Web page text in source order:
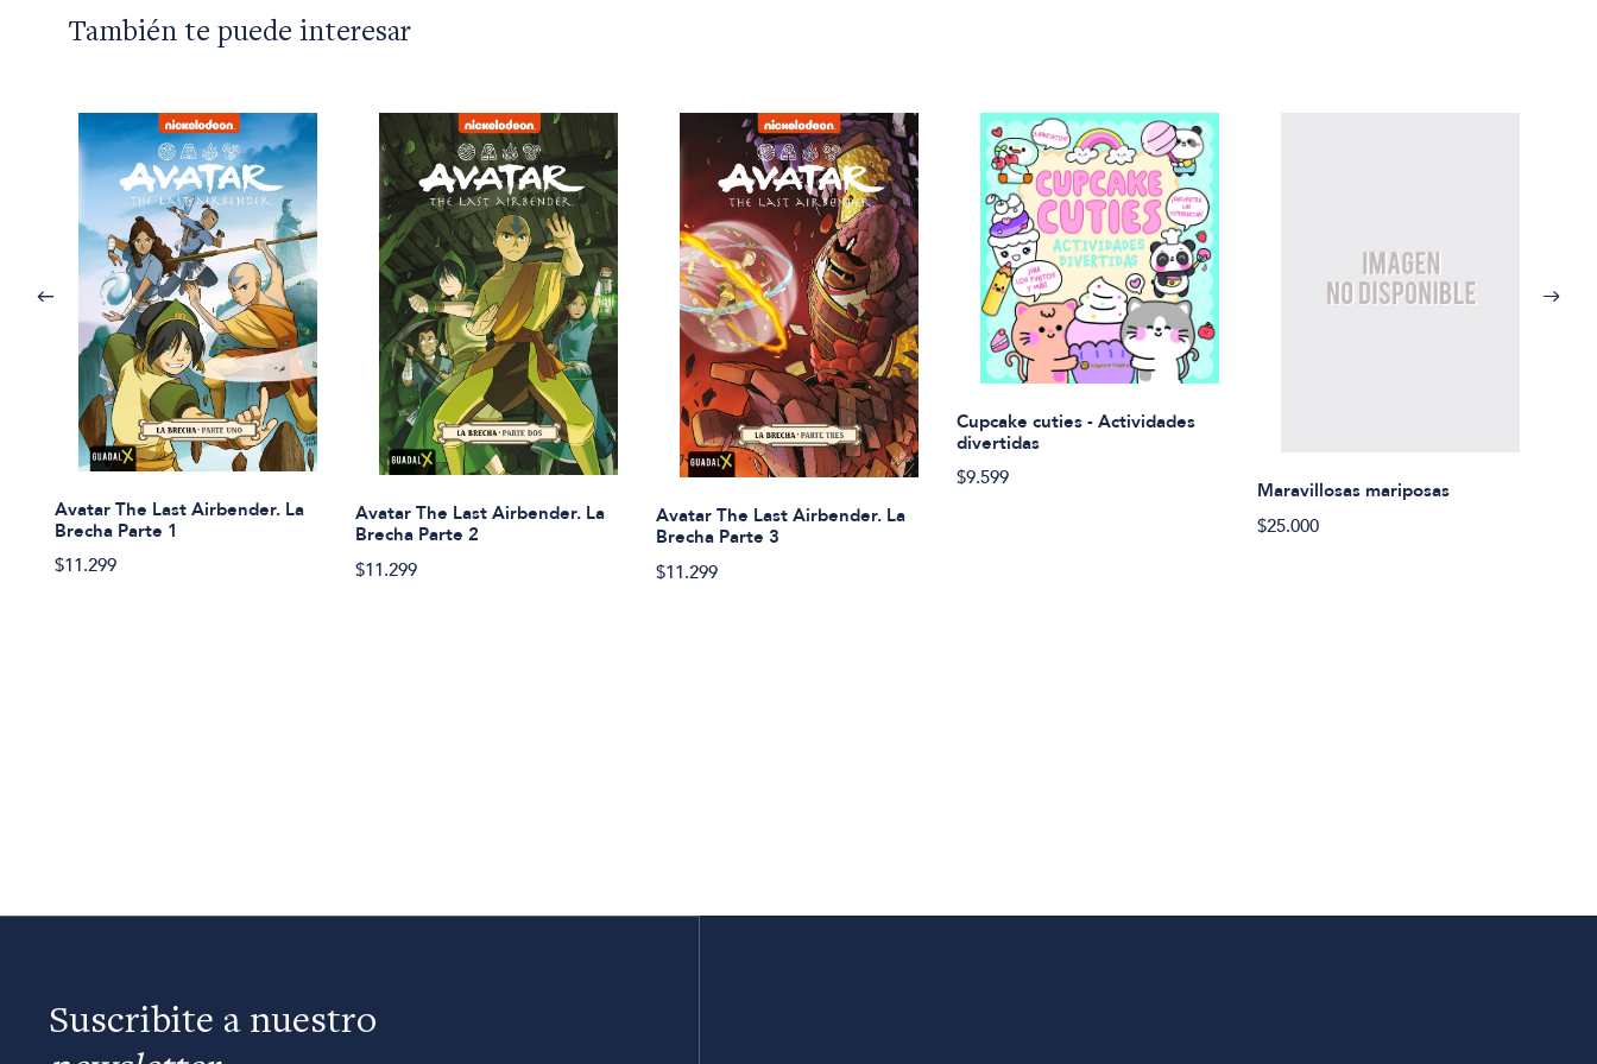
También te puede interesar
Avatar The Last Airbender. La
Brecha Parte 1
$11.299
Avatar The Last Airbender. La
Brecha Parte 2
$11.299
Avatar The Last Airbender. La
Brecha Parte 3
$11.299
Cupcake cuties - Actividades
divertidas
$9.599
Maravillosas mariposas
$25.000
Suscribite a nuestro